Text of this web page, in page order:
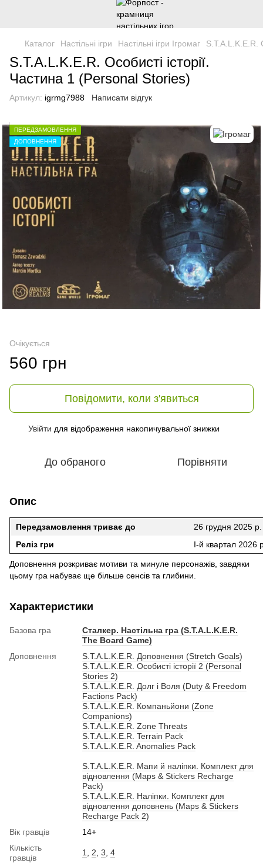
Каталог Настільні ігри Настільні ігри Ігромаг S.T.A.L.K.E.R.
S.T.A.L.K.E.R. Особисті історії.
Частина 1 (Personal Stories)
Артикул: igrmg7988 Написати відгук
ПЕРЕДЗАМОВЛЕННЯ
ДОПОВНЕННЯ
Очікується
560 грн
Повідомити, коли з'явиться
Увійти для відображення накопичувальної знижки
До обраного Порівняти
Опис
Передзамовлення триває до
26 грудня 2025 р.
Реліз гри
І-й квартал 2026
Доповнення розкриває мотиви та минуле персонажів, завдяки
цьому гра набуває ще більше сенсів та глибини.
Характеристики
Базова гра
Сталкер. Настільна гра (S.T.A.L.K.E.R.
The Board Game)
Доповнення
S.T.A.L.K.E.R. Доповнення (Stretch Goals)
S.T.A.L.K.E.R. Особисті історії 2 (Personal
Stories 2)
S.T.A.L.K.E.R. Долг і Воля (Duty & Freedom
Factions Pack)
S.T.A.L.K.E.R. Компаньйони (Zone
Companions)
S.T.A.L.K.E.R. Zone Threats
S.T.A.L.K.E.R. Terrain Pack
S.T.A.L.K.E.R. Anomalies Pack
S.T.A.L.K.E.R. Мапи й наліпки. Комплект для
відновлення (Maps & Stickers Recharge
Pack)
S.T.A.L.K.E.R. Наліпки. Комплект для
відновлення доповнень (Maps & Stickers
Recharge Pack 2)
Вік гравців
14+
Кількість
гравців
1 2 3 4